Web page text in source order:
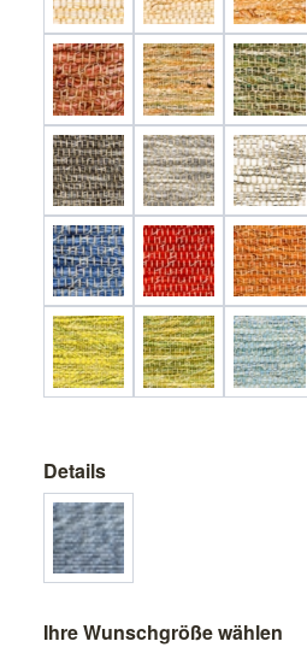
Details
Ihre Wunschgröße wählen